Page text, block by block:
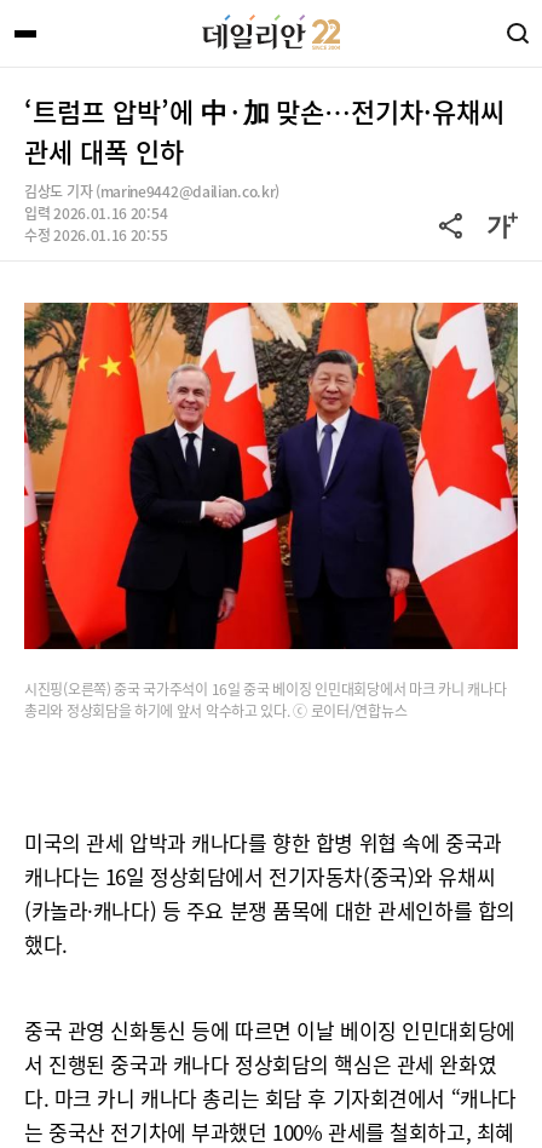
‘트럼프 압박’에 中·加 맞손…전기차·유채씨
관세 대폭 인하
김상도 기자 (marine9442@dailian.co.kr)
입력 2026.01.16 20:54
수정 2026.01.16 20:55
시진핑(오른쪽) 중국 국가주석이 16일 중국 베이징 인민대회당에서 마크 카니 캐나다
총리와 정상회담을 하기에 앞서 악수하고 있다. ⓒ 로이터/연합뉴스
미국의 관세 압박과 캐나다를 향한 합병 위협 속에 중국과
캐나다는 16일 정상회담에서 전기자동차(중국)와 유채씨
(카놀라·캐나다) 등 주요 분쟁 품목에 대한 관세인하를 합의
했다.
중국 관영 신화통신 등에 따르면 이날 베이징 인민대회당에
서 진행된 중국과 캐나다 정상회담의 핵심은 관세 완화였
다. 마크 카니 캐나다 총리는 회담 후 기자회견에서 “캐나다
는 중국산 전기차에 부과했던 100% 관세를 철회하고, 최혜